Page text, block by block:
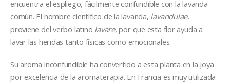
encuentra el espliego, fácilmente confundible con la lavanda
común. El nombre científico de la lavanda, lavandulae,
proviene del verbo latino lavare, por que esta flor ayuda a
lavar las heridas tanto físicas como emocionales.
Su aroma inconfundible ha convertido a esta planta en la joya
por excelencia de la aromaterapia. En Francia es muy utilizada